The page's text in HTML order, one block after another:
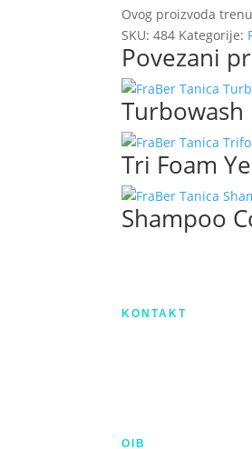
Ovog proizvoda
SKU:484 Kategorije:
Povezani
Turbowash
Tri Foam
Shampoo
KONTAKT
OIB